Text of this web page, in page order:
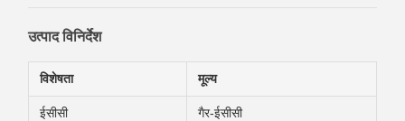
उत्पाद विनिर्देश
विशेषता मूल्य
ईसीसी गैर-ईसीसी